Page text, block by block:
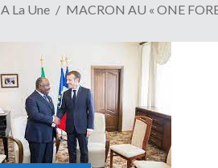
A La Une MACRON AU « ONE